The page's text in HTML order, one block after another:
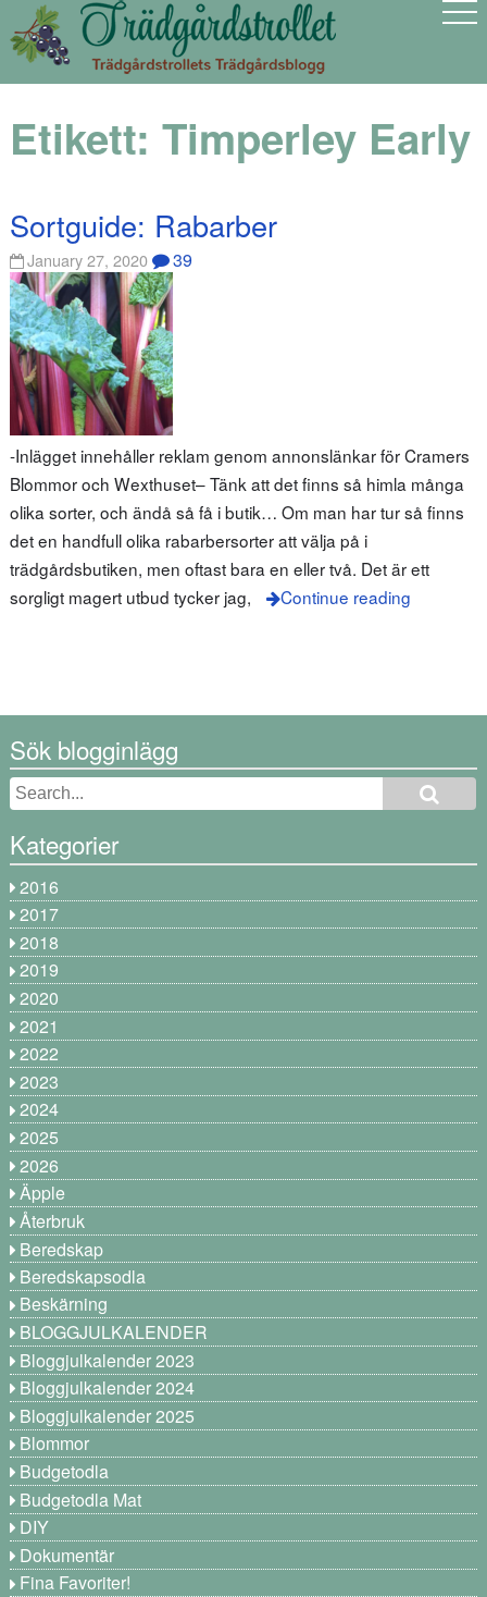
Etikett: Timperley Early
Sortguide: Rabarber
January 27, 2020 39
-Inlägget innehåller reklam genom annonslänkar för Cramers
Blommor och Wexthuset– Tänk att det finns så himla många
olika sorter, och ändå så få i butik… Om man har tur så finns
det en handfull olika rabarbersorter att välja på i
trädgårdsbutiken, men oftast bara en eller två. Det är ett
sorgligt magert utbud tycker jag,
Continue reading
Sök blogginlägg
Kategorier
2016
2017
2018
2019
2020
2021
2022
2023
2024
2025
2026
Äpple
Återbruk
Beredskap
Beredskapsodla
Beskärning
BLOGGJULKALENDER
Bloggjulkalender 2023
Bloggjulkalender 2024
Bloggjulkalender 2025
Blommor
Budgetodla
Budgetodla Mat
DIY
Dokumentär
Fina Favoriter!